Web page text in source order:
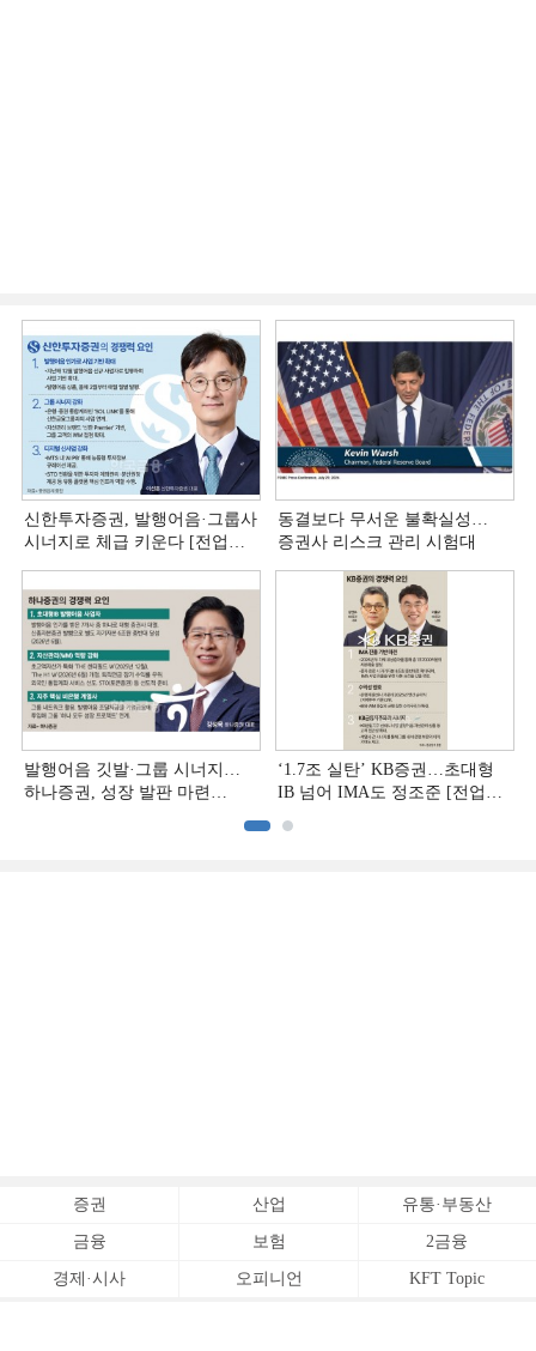
신한투자증권, 발행어음·그룹사
시너지로 체급 키운다 [전업계
동결보다 무서운 불확실성…
증권사 리스크 관리 시험대
발행어음 깃발·그룹 시너지…
하나증권, 성장 발판 마련
‘1.7조 실탄’ KB증권…초대형
IB 넘어 IMA도 정조준 [전업계
증권 산업 유통·부동산
금융 보험 2금융
경제·시사 오피니언 KFT Topic